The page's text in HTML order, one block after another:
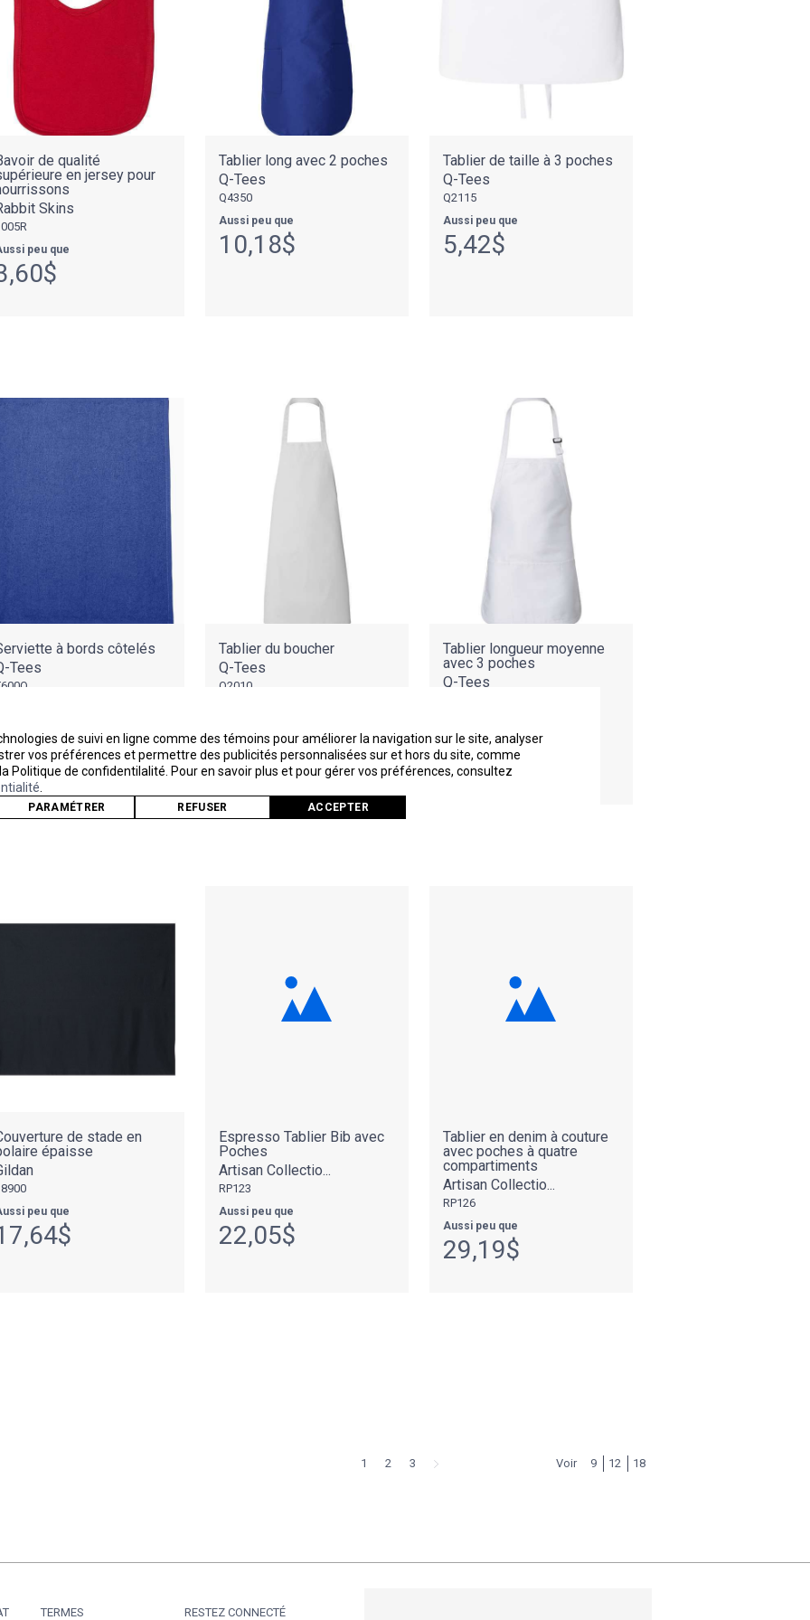
de qualité
en jersey pour
Skins
peu que
Tablier long avec 2 poches
Q-Tees
Q4350
Aussi peu que
10,18$
Tablier de taille à 3 poches
Q-Tees
Q2115
Aussi peu que
5,42$
à bords côtelés
Tees
Tablier du boucher
Q-Tees
Q2010
7,74$
Tablier longueur moyenne
avec 3 poches
Q-Tees
7,80$
de stade en
épaisse
peu que
Espresso Tablier Bib avec
Poches
Artisan Collectio...
RP123
Aussi peu que
22,05$
Tablier en denim à couture
avec poches à quatre
compartiments
Artisan Collectio...
RP126
Aussi peu que
29,19$
1 2 3 Voir 9 12 18
de suivi en ligne comme des témoins pour améliorer la navigation sur le site, analyser
vos préférences et permettre des publicités personnalisées sur et hors du site, comme
Politique de confidentilalité. Pour en savoir plus et pour gérer vos préférences, consultez
PARAMÉTRER REFUSER ACCEPTER
TERMES RESTEZ CONNECTÉ